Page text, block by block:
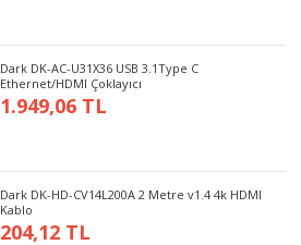
Dark DK-AC-U31X36 USB 3.1Type C
Ethernet/HDMI Çoklayıcı
1.949,06 TL
Dark DK-HD-CV14L200A 2 Metre v1.4 4k HDMI
Kablo
204,12 TL